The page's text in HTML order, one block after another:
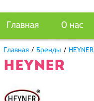
Главная О нас
Главная / Бренды / HEYNER
HEYNER